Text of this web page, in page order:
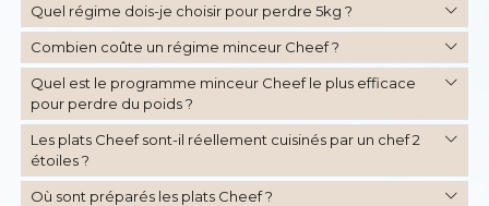
Quel régime dois-je choisir pour perdre 5kg ?
Combien coûte un régime minceur Cheef ?
Quel est le programme minceur Cheef le plus efficace
pour perdre du poids ?
Les plats Cheef sont-il réellement cuisinés par un chef 2
étoiles ?
Où sont préparés les plats Cheef ?